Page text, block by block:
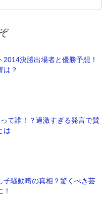
2014決勝出場者と優勝予想！
は？
て誰！？過激すぎる発言で賛
は
子騒動噂の真相？驚くべき芸